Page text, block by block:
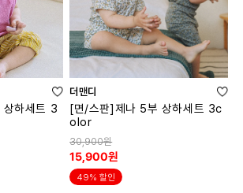
하세트 3
더맨디
[면/스판]제나 5부 상하세트 3c
olor
30,900원
15,900원
49% 할인